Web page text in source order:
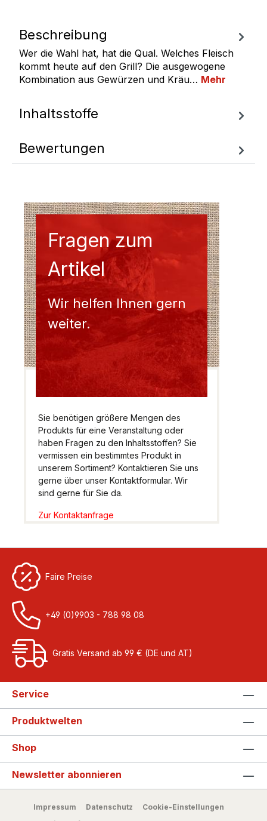
Beschreibung
Wer die Wahl hat, hat die Qual. Welches Fleisch
kommt heute auf den Grill? Die ausgewogene
Kombination aus Gewürzen und Kräu… Mehr
Inhaltsstoffe
Bewertungen
Fragen zum
Artikel
Wir helfen Ihnen gern
weiter.
Sie benötigen größere Mengen des
Produkts für eine Veranstaltung oder
haben Fragen zu den Inhaltsstoffen? Sie
vermissen ein bestimmtes Produkt in
unserem Sortiment? Kontaktieren Sie uns
gerne über unser Kontaktformular. Wir
sind gerne für Sie da.
Zur Kontaktanfrage
Faire Preise
+49 (0)9903 - 788 98 08
Gratis Versand ab 99 € (DE und AT)
Service
Produktwelten
Shop
Newsletter abonnieren
Impressum Datenschutz
Cookie-Einstellungen